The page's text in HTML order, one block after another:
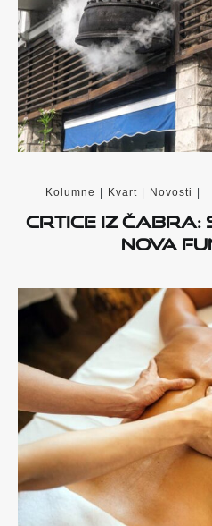
Kolumne Kvart Novosti
Crtice iz
nova